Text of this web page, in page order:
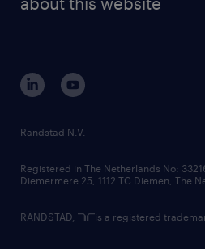
corporate governance
randstad innovation fund
country websites
Randstad N.V.
Registered in The Netherlands No:
Diemermere 25, 1112 TC Diemen, The
RANDSTAD, is a registered